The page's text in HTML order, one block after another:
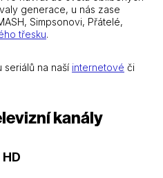
generace, u nás zase
Simpsonovi, Přátelé,
třesku.
seriálů na naší internetové či
kanály